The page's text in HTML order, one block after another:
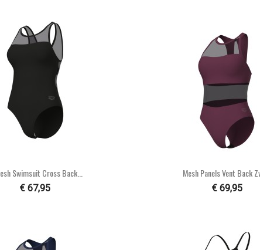
Snel bekijken
Swimsuit Cross Back...
€ 67,95
Snel
Mesh Panels Vent Back
€ 69,95